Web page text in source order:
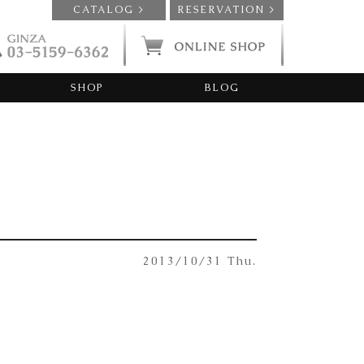
CATALOG > RESERVATION >
SHOP BLOG
2013/10/31 Thu.